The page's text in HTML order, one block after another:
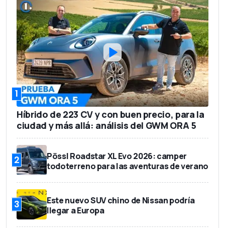
Peso en vacío 1.370 kg
Número de asientos 4
Capacidad del maletero 308 l
Precio base 23.990 euros
1
Híbrido de 223 CV y con buen precio, para la
ciudad y más allá: análisis del GWM ORA 5
2
Pössl Roadstar XL Evo 2026: camper
todoterreno para las aventuras de verano
3
Este nuevo SUV chino de Nissan podría
llegar a Europa